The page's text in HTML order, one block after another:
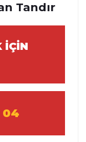
Tandır
İÇİN
04